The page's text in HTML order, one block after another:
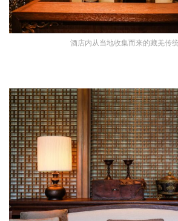
酒店内从当地收集而来的藏羌传